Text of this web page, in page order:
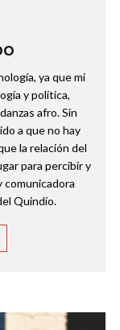
ya que mi
y política,
afro. Sin
a que no hay
la relación del
para percibir y
comunicadora
Quindío.